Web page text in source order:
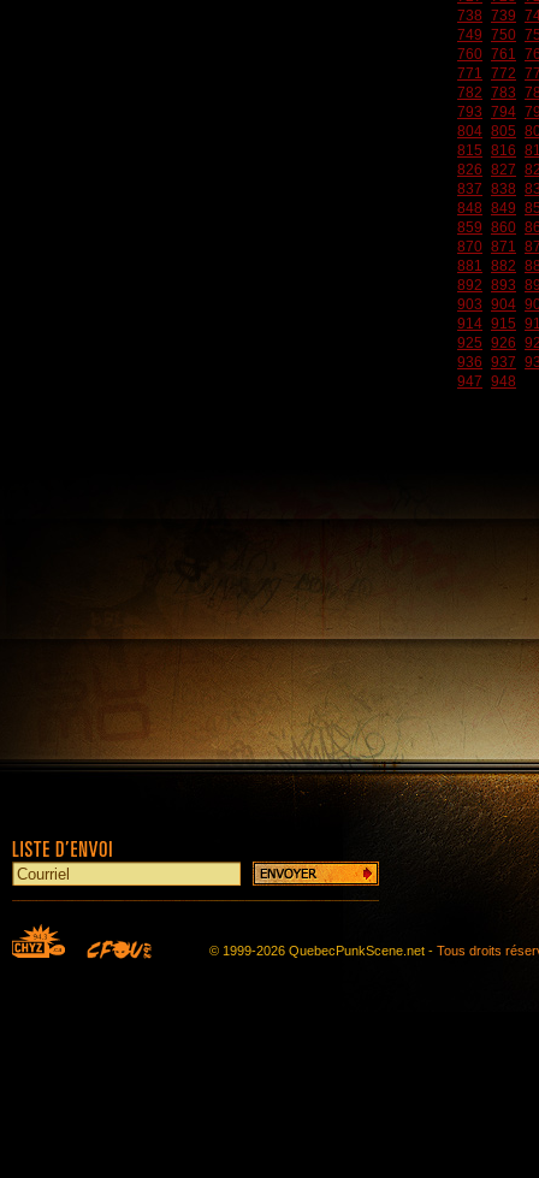
738 739
749 750
760 761
771 772
782 783
793 794
804 805
815 816
826 827
837 838
848 849
859 860
870 871
881 882
892 893
903 904
914 915
925 926
936 937
947 948
© 1999-2026 QuebecPunkScene.net - Tous droits